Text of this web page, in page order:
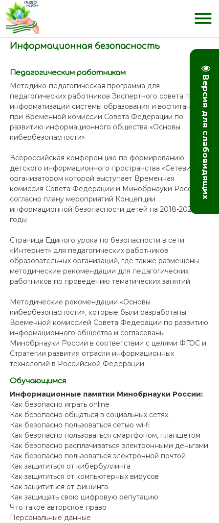
Версия для слабовидящих
menu
Информационная безопасность
Педагогическим работникам
Методико-педагогическая программа для
педагогических работников Экспертного совета по
информатизации системы образования и воспитания
при Временной комиссии Совета Федерации по
развитию информационного общества «Основы
кибербезопасности»
Всероссийская конференцию по формированию
детского информационного пространства «Сетевичок»,
организатором которой выступает Временная
комиссия Совета Федерации и Минобрнауки России
согласно плану мероприятий Концепции
информационной безопасности детей на 2018-2020
годы
Страница Единого урока по безопасности в сети
«Интернет» для педагогических работников
образовательных организаций, где также размещены
методические рекомендации для педагогических
работников по проведению тематических занятий
Методические рекомендации «Основы
кибербезопасности», которые были разработаны
Временной комиссией Совета Федерации по развитию
информационного общества и согласованы
Минобрнауки России в соответствии с целями ФГОС и
Стратегии развития отрасли информационных
технологий в Российской Федерации
Обучающимся
Информационные памятки Минобрнауки России:
Как безопасно играть online
Как безопасно общаться в социальных сетях
Как безопасно пользоваться сетью wi-fi
Как безопасно пользоваться смартфоном, планшетом
Как безопасно расплачиваться электронными деньгами
Как безопасно пользоваться электронной почтой
Как защититься от кибербуллинга
Как защититься от компьютерных вирусов
Как защититься от фишинга
Как защищать свою цифровую репутацию
Что такое авторское право
Персональные данные